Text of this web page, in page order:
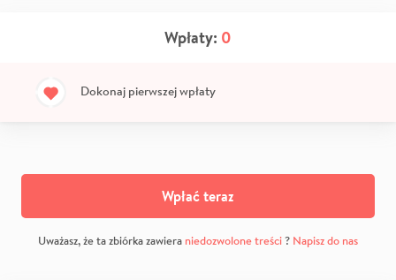
Wpłaty: 0
Dokonaj pierwszej wpłaty
Wpłać teraz
Uważasz, że ta zbiórka zawiera niedozwolone treści? Napisz do nas